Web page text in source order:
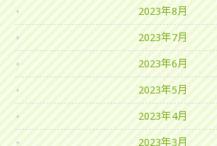
2023年8月
2023年7月
2023年6月
2023年5月
2023年4月
2023年3月